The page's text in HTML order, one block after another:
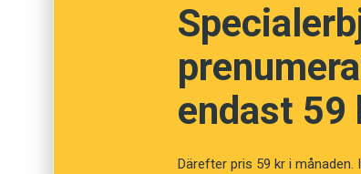
Grönlänning
endast 59
Därefter pris 59 kr i månaden.